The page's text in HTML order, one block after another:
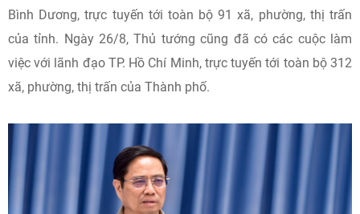
Bình Dương, trực tuyến tới toàn bộ 91 xã, phường, thị trấn
của tỉnh. Ngày 26/8, Thủ tướng cũng đã có các cuộc làm
việc với lãnh đạo TP. Hồ Chí Minh, trực tuyến tới toàn bộ 312
xã, phường, thị trấn của Thành phố.